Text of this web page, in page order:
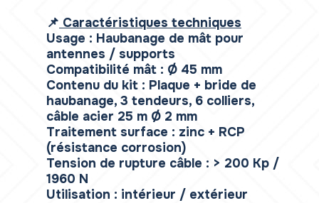
📌 Caractéristiques techniques
Usage : Haubanage de mât pour
antennes / supports
Compatibilité mât : Ø 45 mm
Contenu du kit : Plaque + bride de
haubanage, 3 tendeurs, 6 colliers,
câble acier 25 m Ø 2 mm
Traitement surface : zinc + RCP
(résistance corrosion)
Tension de rupture câble : > 200 Kp /
1960 N
Utilisation : intérieur / extérieur